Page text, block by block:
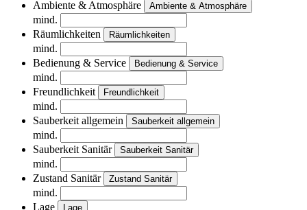
Ambiente & Atmosphäre Ambiente & Atmosphäre
mind.
Räumlichkeiten
Räumlichkeiten
mind.
Bedienung & Service
Bedienung & Service
mind.
Freundlichkeit
Freundlichkeit
mind.
Sauberkeit allgemein
Sauberkeit allgemein
mind.
Sauberkeit Sanitär
Sauberkeit Sanitär
mind.
Zustand Sanitär
Zustand Sanitär
mind.
Lage
Lage